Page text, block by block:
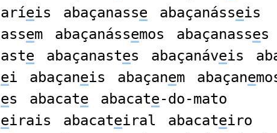
eis abaçanasse abaçanásseis
em abaçanássemos abaçanasses
e abaçanastes abaçanáveis
ei abaçaneis abaçanem abaçane
es abacate abacate-do-mato
eirais abacateiral abacateiro